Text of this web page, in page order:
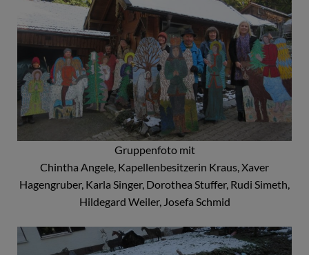
Gruppenfoto mit
Chintha Angele, Kapellenbesitzerin Kraus, Xaver
Hagengruber, Karla Singer, Dorothea Stuffer, Rudi Simeth,
Hildegard Weiler, Josefa Schmid